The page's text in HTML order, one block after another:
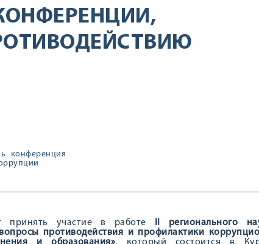
конференция
принять участие в работе
регионального
противодействия и профилактики